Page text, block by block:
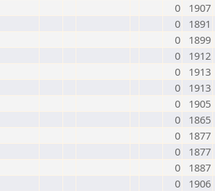
0
1907
0
1891
0
1899
0
1912
0
1913
0
1913
0
1905
0
1865
0
1877
0
1877
0
1887
0
1906